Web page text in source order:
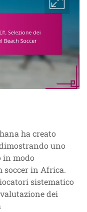
ha creato
uno
in modo
soccer in Africa.
sistematico
dei